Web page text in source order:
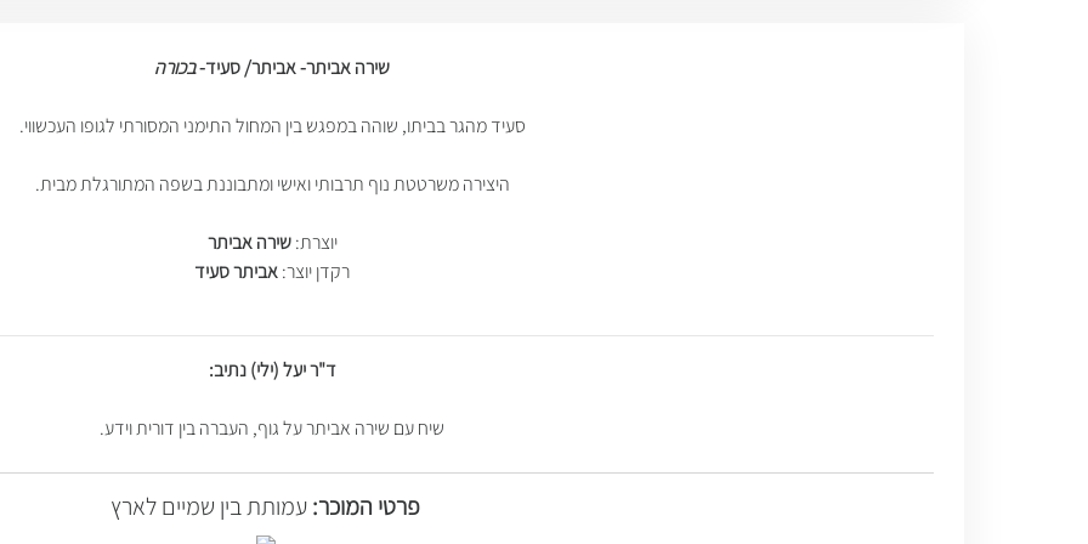
שירה אביתר-אביתר/ סעיד-בכורה
סעיד מהגר בביתו, שוהה במפגש בין המחול התימני המסורתי לגופו העכשווי.
היצירה משרטטת נוף תרבותי ואישי ומתבוננת בשפה המתורגלת מבית.
יוצרת:שירה אביתר
רקדן יוצר:אביתר סעיד
ד"ר יעל (ילי) נתיב:
שיח עם שירה אביתר על גוף, העברה בין דורית וידע.
פרטי המוכר:עמותת בין שמיים לארץ